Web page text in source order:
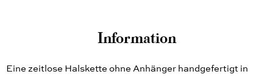
Information
Eine zeitlose Halskette ohne Anhänger handgefertigt in